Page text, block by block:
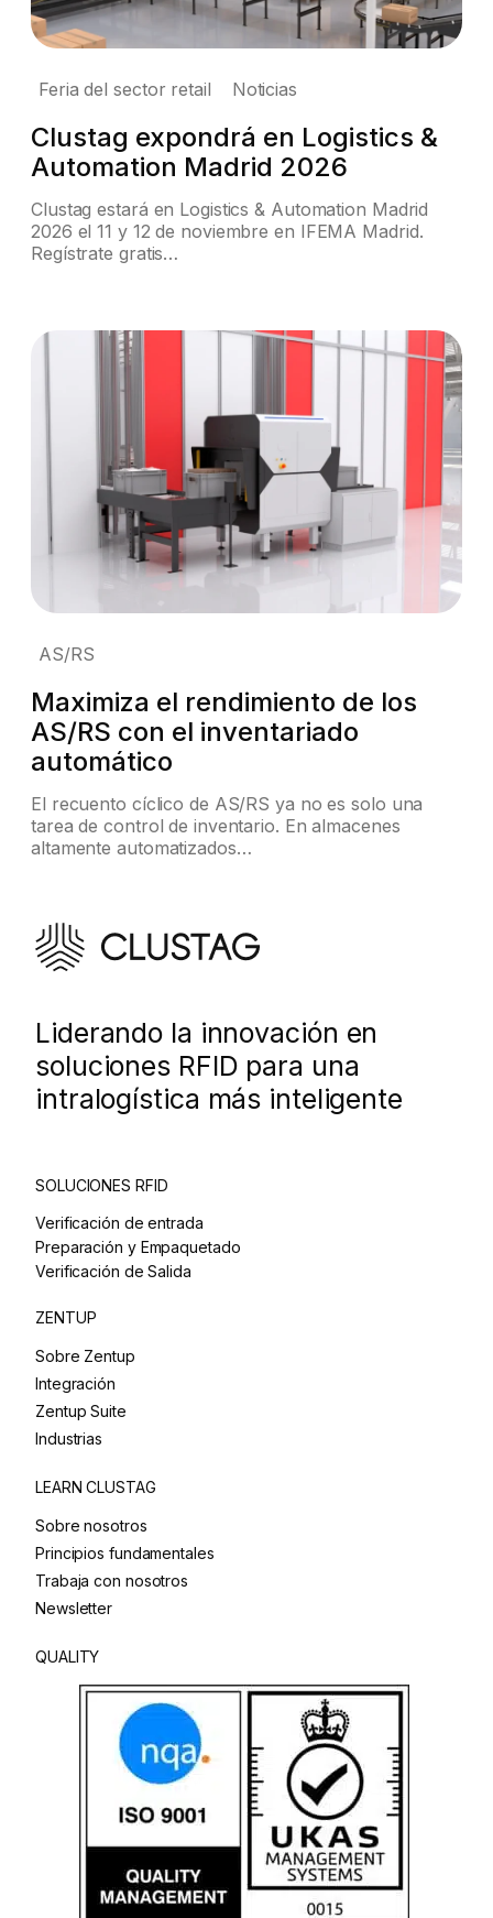
Feria del sector retail Noticias
Clustag expondrá en Logistics &
Automation Madrid 2026
Clustag estará en Logistics & Automation Madrid
2026 el 11 y 12 de noviembre en IFEMA Madrid.
Regístrate gratis…
AS/RS
Maximiza el rendimiento de los
AS/RS con el inventariado
automático
El recuento cíclico de AS/RS ya no es solo una
tarea de control de inventario. En almacenes
altamente automatizados…
Liderando la innovación en
soluciones RFID para una
intralogística más inteligente
SOLUCIONES RFID
Verificación de entrada
Preparación y Empaquetado
Verificación de Salida
ZENTUP
Sobre Zentup
Integración
Zentup Suite
Industrias
LEARN CLUSTAG
Sobre nosotros
Principios fundamentales
Trabaja con nosotros
Newsletter
QUALITY